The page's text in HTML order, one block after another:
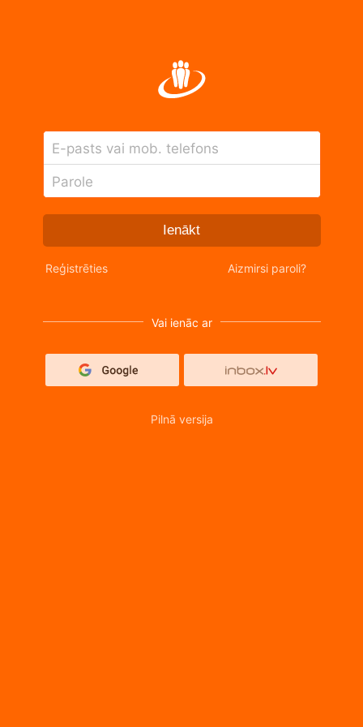
E-pasts vai mob. telefons
Parole
Ienākt
Reģistrēties Aizmirsi paroli?
Vai ienāc ar
Pilnā versija